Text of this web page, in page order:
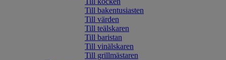
Till bakentusiasten
Till värden
Till teälskaren
Till baristan
Till vinälskaren
Till grillmästaren